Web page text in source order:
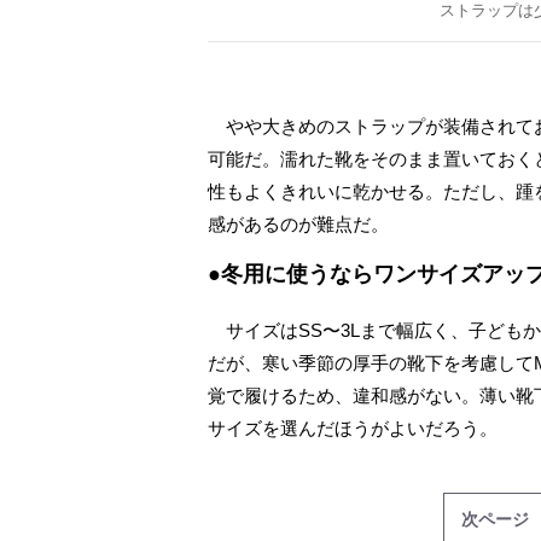
ストラップは
やや大きめのストラップが装備されて
可能だ。濡れた靴をそのまま置いてお
性もよくきれいに乾かせる。ただし、
感があるのが難点だ。
●冬用に使うならワンサイズアッ
サイズはSS〜3Lまで幅広く、子ども
だが、寒い季節の厚手の靴下を考慮し
覚で履けるため、違和感がない。薄い
サイズを選んだほうがよいだろう。
次ページ